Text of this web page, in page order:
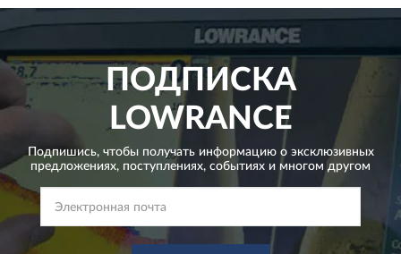
ПОДПИСКА
LOWRANCE
Подпишись, чтобы получать информацию о эксклюзивных
предложениях, поступлениях, событиях и многом другом